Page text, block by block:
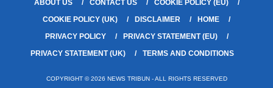
ABOUT US CONTACT US
COOKIE POLICY (EU)
COOKIE POLICY (UK)
DISCLAIMER
HOME
PRIVACY POLICY
PRIVACY STATEMENT (EU)
PRIVACY STATEMENT (UK)
TERMS AND CONDITIONS
COPYRIGHT © 2026 NEWS TRIBUN - ALL RIGHTS RESERVED